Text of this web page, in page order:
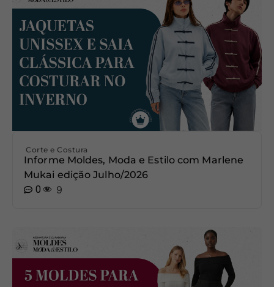
Corte e Costura
Informe Moldes, Moda e Estilo com Marlene
Mukai edição Julho/2026
0
9